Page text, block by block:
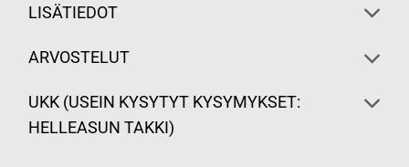
LISÄTIEDOT
ARVOSTELUT
UKK (USEIN KYSYTYT KYSYMYKSET:
HELLEASUN TAKKI)